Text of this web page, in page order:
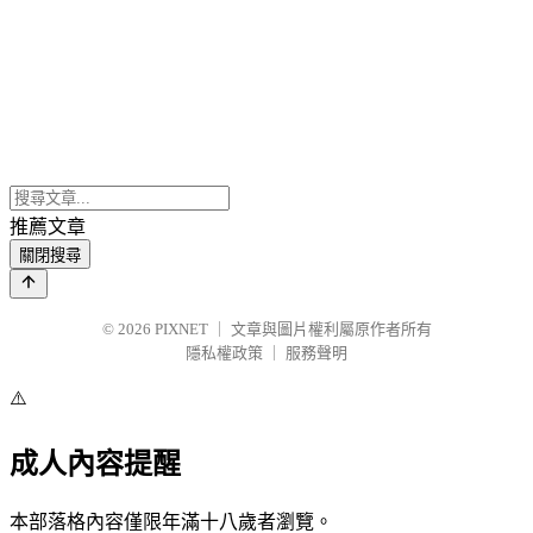
推薦文章
關閉搜尋
© 2026 PIXNET
文章與圖片權利屬原作者所有
隱私權政策
服務聲明
⚠️
成人內容提醒
本部落格內容僅限年滿十八歲者瀏覽。